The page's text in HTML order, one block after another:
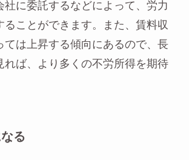
社に委託するなどによって、労力
ることができます。また、賃料収
ては上昇する傾向にあるので、長
れば、より多くの不労所得を期待
る